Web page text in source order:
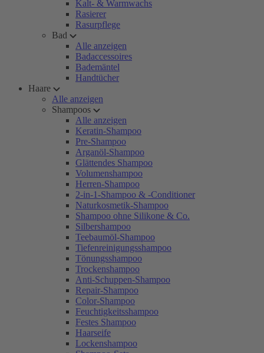
Kalt- & Warmwachs
Rasierer
Rasurpflege
Bad
Alle anzeigen
Badaccessoires
Bademäntel
Handtücher
Haare
Alle anzeigen
Shampoos
Alle anzeigen
Keratin-Shampoo
Pre-Shampoo
Arganöl-Shampoo
Glättendes Shampoo
Volumenshampoo
Herren-Shampoo
2-in-1-Shampoo & -Conditioner
Naturkosmetik-Shampoo
Shampoo ohne Silikone & Co.
Silbershampoo
Teebaumöl-Shampoo
Tiefenreinigungsshampoo
Tönungsshampoo
Trockenshampoo
Anti-Schuppen-Shampoo
Repair-Shampoo
Color-Shampoo
Feuchtigkeitsshampoo
Festes Shampoo
Haarseife
Lockenshampoo